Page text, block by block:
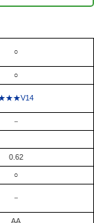
○
○
－
0.62
○
－
AA